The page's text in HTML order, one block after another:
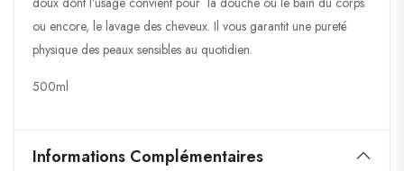
ou encore, le lavage des cheveux. Il vous garantit une pureté
physique des peaux sensibles au quotidien.
500ml
Informations Complémentaires